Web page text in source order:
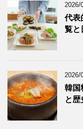
2026/
代表
覧と
2026/
韓国
と歴